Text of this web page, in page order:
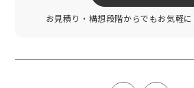
お見積り・構想段階からでもお気軽に